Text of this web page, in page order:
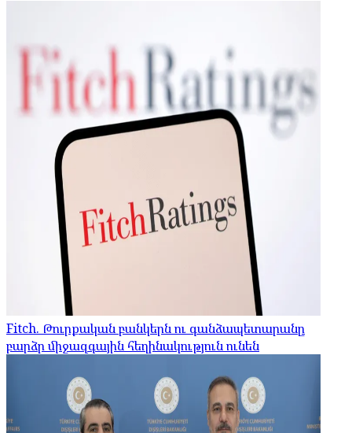
Fitch. Թուրքական բանկերն ու գանձապետարանը
բարձր միջազգային հեղինակություն ունեն